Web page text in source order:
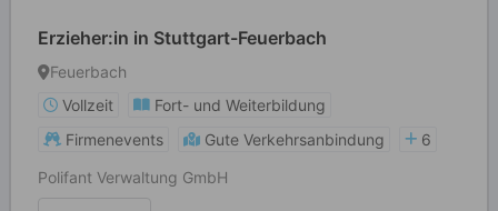
Erzieher:in in Stuttgart-Feuerbach
Feuerbach
Vollzeit
Fort- und Weiterbildung
Firmenevents
Gute Verkehrsanbindung
6
Polifant Verwaltung GmbH